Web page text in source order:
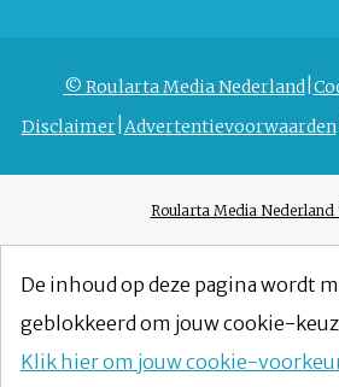
© Roularta Media Nederland
Disclaimer Advertentievoorwaarden
Roularta Media
De inhoud op deze pagina wordt
geblokkeerd om jouw cookie-
Klik hier om jouw cookie-